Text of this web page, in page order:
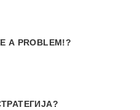
A PROBLEM!?